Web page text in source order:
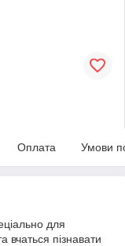
Оплата Умови
для
вчаться пізнавати